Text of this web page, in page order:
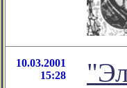
10.03.2001
15:28